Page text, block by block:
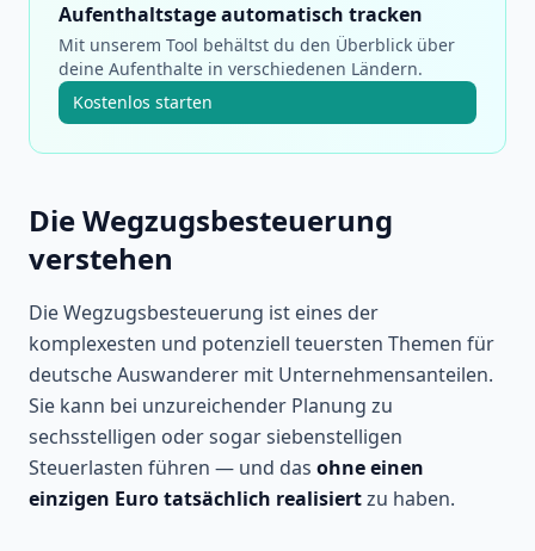
Aufenthaltstage automatisch tracken
Mit unserem Tool behältst du den Überblick über
deine Aufenthalte in verschiedenen Ländern.
Kostenlos starten
Die Wegzugsbesteuerung
verstehen
Die Wegzugsbesteuerung ist eines der
komplexesten und potenziell teuersten Themen für
deutsche Auswanderer mit Unternehmensanteilen.
Sie kann bei unzureichender Planung zu
sechsstelligen oder sogar siebenstelligen
Steuerlasten führen — und das ohne einen
einzigen Euro tatsächlich realisiertzu haben.